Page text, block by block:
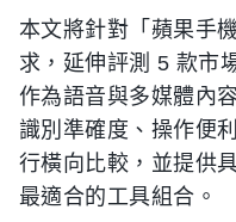
本文將針對「蘋果手
求，延伸評測 5 款市
作為語音與多媒體內
識別準確度、操作便
行橫向比較，並提供
最適合的工具組合。